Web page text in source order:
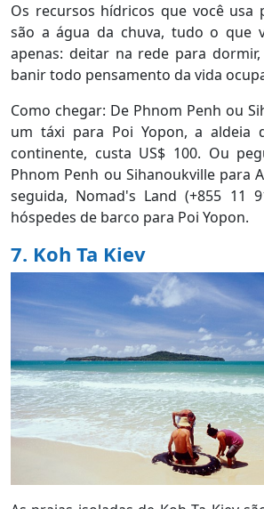
Os recursos hídricos que você usa
são a água da chuva, tudo o que
apenas: deitar na rede para
banir todo pensamento da vida
Como chegar: De Phnom Penh ou
um táxi para Poi Yopon, a aldeia
continente, custa US$ 100. Ou
Phnom Penh ou Sihanoukville para
seguida, Nomad's Land (+855 11
hóspedes de barco para Poi Yopon.
7. Koh Ta Kiev